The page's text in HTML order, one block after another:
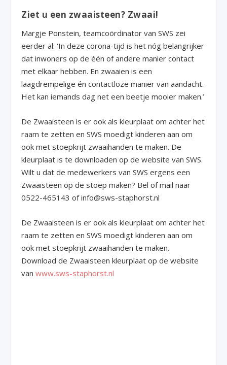
Ziet u een zwaaisteen? Zwaai!
Margje Ponstein, teamcoördinator van SWS zei
eerder al: ‘In deze corona-tijd is het nóg belangrijker
dat inwoners op de één of andere manier contact
met elkaar hebben. En zwaaien is een
laagdrempelige én contactloze manier van aandacht.
Het kan iemands dag net een beetje mooier maken.’
De Zwaaisteen is er ook als kleurplaat om achter het
raam te zetten en SWS moedigt kinderen aan om
ook met stoepkrijt zwaaihanden te maken. De
kleurplaat is te downloaden op de website van SWS.
Wilt u dat de medewerkers van SWS ergens een
Zwaaisteen op de stoep maken? Bel of mail naar
0522-465143 of info@sws-staphorst.nl
De Zwaaisteen is er ook als kleurplaat om achter het
raam te zetten en SWS moedigt kinderen aan om
ook met stoepkrijt zwaaihanden te maken.
Download de Zwaaisteen kleurplaat op de website
vanwww.sws-staphorst.nl